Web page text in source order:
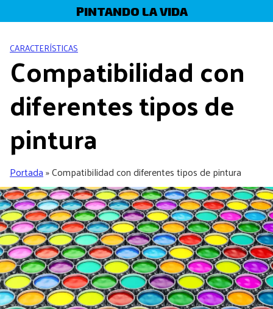
to
PINTANDO LA VIDA
CARACTERÍSTICAS
Compatibilidad con
diferentes tipos de
pintura
Portada»Compatibilidad con diferentes tipos de pintura